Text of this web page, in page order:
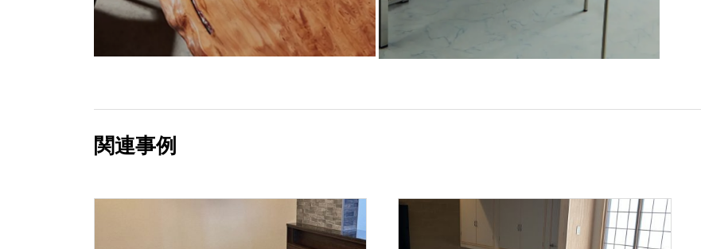
関連事例